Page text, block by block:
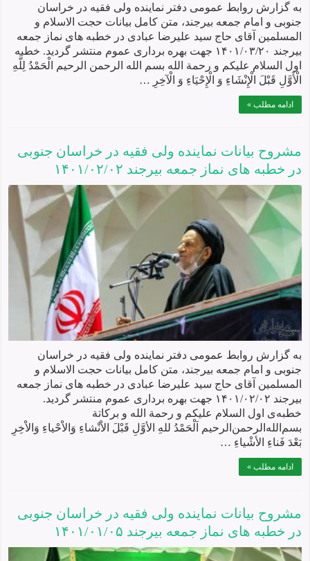
به گزارش روابط عمومی دفتر نماینده ولی فقیه در خراسان
جنوبی و امام جمعه بیرجند، متن کامل بیانات حجت الاسلام و
المسلمین آقای حاج سید علیرضا عبادی در خطبه های نماز جمعه
بیرجند ۱۴۰۱/۰۳/۲۰ جهت بهره برداری عموم منتشر گردید. خطبه
اول السلام علیکم و رحمة الله بسم الله الرحمن الرحیم الْحَمْدُ لِلَّهِ
الْأَوَّلِ قَبْلَ الْإِنْشَاءِ وَ الْإِحْيَاءِ وَ الْآخِرِ …
ادامه مطلب »
مشروح بیانات نماينده ولی فقيه در خراسان جنوبی
در خطبه های نماز جمعه بيرجند ۱۴۰۱/۰۲/۰۲
به گزارش روابط عمومی دفتر نماینده ولی فقیه در خراسان
جنوبی و امام جمعه بیرجند، متن کامل بیانات حجت الاسلام و
المسلمین آقای حاج سید علیرضا عبادی در خطبه های نماز جمعه
بیرجند ۱۴۰۱/۰۲/۰۲ جهت بهره برداری عموم منتشر گردید.
خطبه‌ی اول السلام علیکم و رحمة الله و برکاتة
بسم‌الله‌الرحمن‌الرحیم اَلْحَمْدُ للهِ الأوَّلِ قَبْلَ الاْنْشاءِ وَالاْحْياءِ وَالاْخِرِ
بَعْدَ فَناءِ الأشْياءِ …
ادامه مطلب »
مشروح بیانات نماينده ولی فقيه در خراسان جنوبی
در خطبه های نماز جمعه بيرجند ۱۴۰۱/۰۱/۰۵